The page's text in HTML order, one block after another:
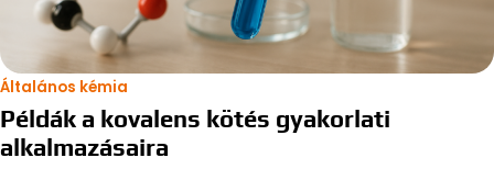
Általános kémia
Példák a kovalens kötés gyakorlati
alkalmazásaira